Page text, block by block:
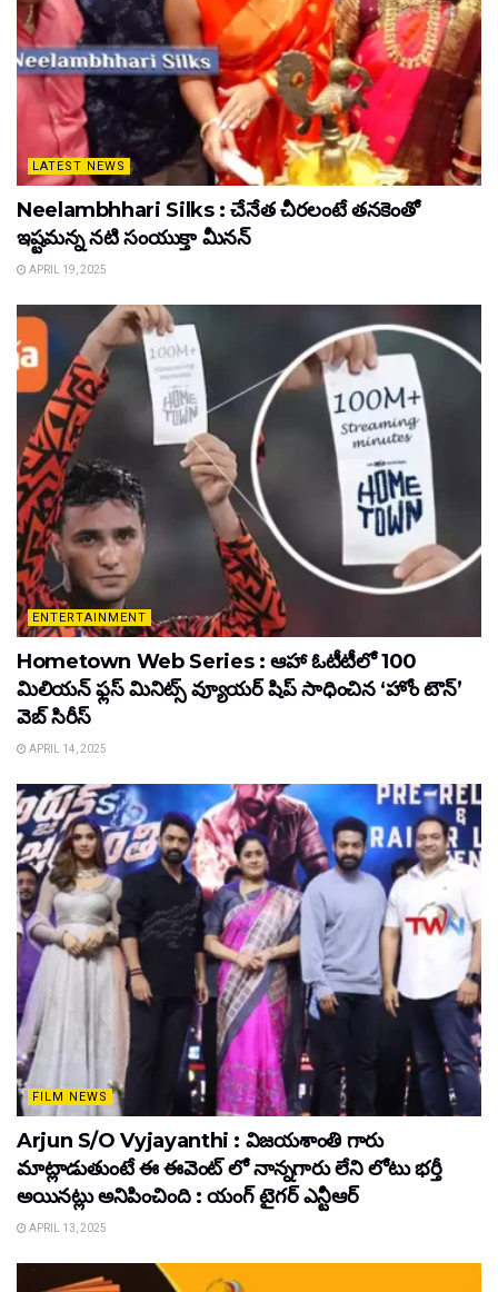
LATEST NEWS
Neelambhhari Silks : చేనేత చీరలంటే తనకెంతో
ఇష్టమన్న నటి సంయుక్తా మీనన్‌
APRIL 19, 2025
ENTERTAINMENT
Hometown Web Series : ఆహా ఓటీటీలో 100
మిలియన్ ఫ్లస్ మినిట్స్ వ్యూయర్ షిప్ సాధించిన ‘హోం టౌన్’
వెబ్ సిరీస్
APRIL 14, 2025
FILM NEWS
Arjun S/O Vyjayanthi : విజయశాంతి గారు
మాట్లాడుతుంటే ఈ ఈవెంట్ లో నాన్నగారు లేని లోటు భర్తీ
అయినట్లు అనిపించింది : యంగ్ టైగర్ ఎన్టీఆర్
APRIL 13, 2025